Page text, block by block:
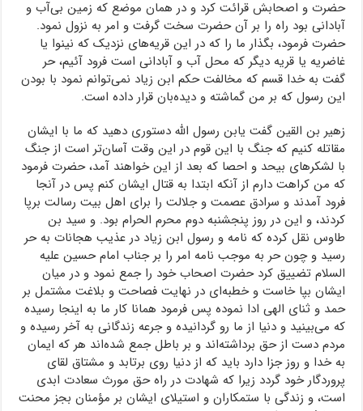
حضرت و اصحابش قرائت کرد و در همان موضع که زمین بی‌آب و
آبادانی بود راه را بر ‌آن حضرت سخت گرفت و امر به نزول نمود.
حضرت فرمود، بگذار ما را که در این قریه‌های نزدیک که نینوا یا
غاضریه یا قریه دیگر که محل آب و آبادانی است فرود آئیم، حر
گفت به خدا قسم که مخالفت حکم ابن زیاد نمی‌توانم نمود با بودن
این رسول که بر من گماشته و دیده‌بان قرار داده است.
زهیر بن القین گفت یابن رسول الله دستوری دهید که ما با ایشان
مقاتله کنیم که جنگ با این قوم در این وقت آسان‌تر است از جنگ
با لشکرهای بیحد و احصا که بعد از این خواهند آمد، حضرت فرمود
که من کراهت دارم از آنکه ابتدا به قتال ایشان کنم پس در آنجا
فرود آمدند و سرادق عصمت و جلالت را برای اهل بیت رسالت برپا
کردند، و این در روز پنجشنبه دوم محرم الحرام بود. و سید بن
طاوس نقل کرده که نامه و رسول ابن زیاد در عذیب هجانات به حر
رسید و چون حر به موجب نامه امر را بر جناب امام حسین علیه
السلام تضییق کرد حضرت اصحاب خود را جمع نمود و در میان
ایشان بپا خاست و خطبه‌ای در نهایت فصاحت و بلاغت مشتمل بر
حمد و ثنای الهی ادا نموده پس فرمود همانا کار ما به اینجا رسیده
که می‌بینید و دنیا از ما رو گردانیده و جرعه زندگانی به آخر رسیده و
مردم دست از حق برداشته‌اند و بر باطل جمع شده‌اند هر که ایمان
به خدا و روز جزا دارد باید که از دنیا روی برتابد و مشتاق لقای
پروردگار خود گردد زیرا که شهادت در راه حق مورث سعادت ابدی
است، و زندگی با ستمکاران و استیلای ایشان بر مؤمنان بجز محنت